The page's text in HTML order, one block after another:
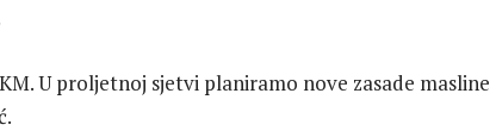
U proljetnoj sjetvi planiramo nove zasade masline